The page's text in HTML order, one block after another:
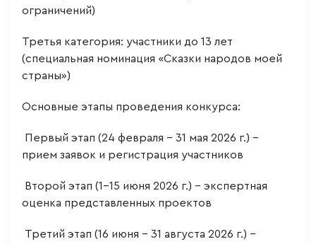
ограничений)
Третья категория: участники до 13 лет
(специальная номинация «Сказки народов моей
страны»)
Основные этапы проведения конкурса:
Первый этап (24 февраля - 31 мая 2026 г.) -
прием заявок и регистрация участников
Второй этап (1-15 июня 2026 г.) - экспертная
оценка представленных проектов
Третий этап (16 июня - 31 августа 2026 г.) -